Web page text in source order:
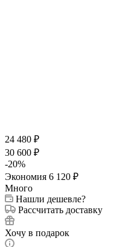
24 480 ₽
30 600 ₽
-20%
Экономия 6 120 ₽
Много
Нашли дешевле?
Рассчитать доставку
Хочу в подарок